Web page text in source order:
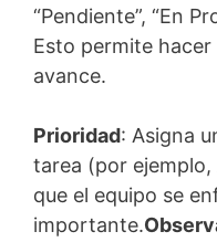
“Pendiente”, “En
Esto permite
avance.
Prioridad: Asigna
tarea (por ejemplo,
que el equipo se
importante.